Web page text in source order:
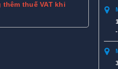
thuế VAT khi